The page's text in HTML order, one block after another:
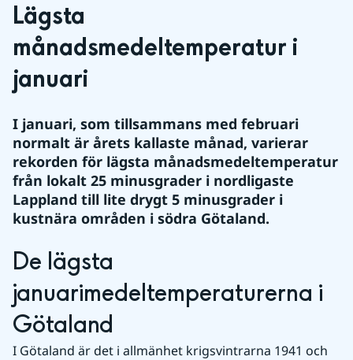
Lägsta
månadsmedeltemperatur i
januari
I januari, som tillsammans med februari
normalt är årets kallaste månad, varierar
rekorden för lägsta månadsmedeltemperatur
från lokalt 25 minusgrader i nordligaste
Lappland till lite drygt 5 minusgrader i
kustnära områden i södra Götaland.
De lägsta
januarimedeltemperaturerna i
Götaland
I Götaland är det i allmänhet krigsvintrarna 1941 och